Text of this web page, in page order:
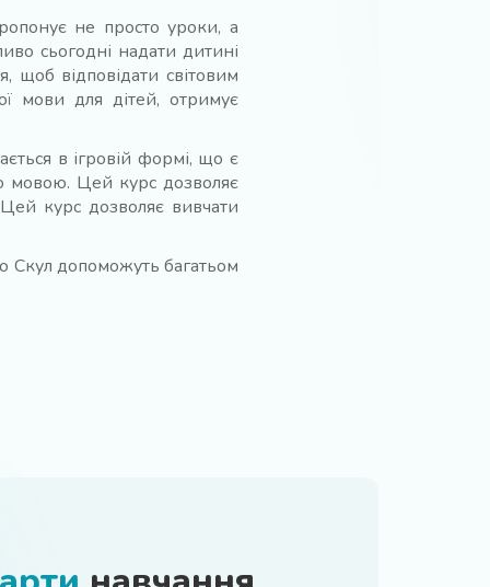
не просто уроки, а
сьогодні надати дитині
щоб відповідати світовим
мови для дітей, отримує
в ігровій формі, що є
мовою. Цей курс дозволяє
курс дозволяє вивчати
Скул допоможуть багатьом